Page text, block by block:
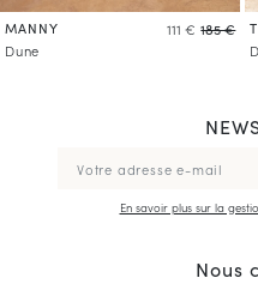
MANNY 111 € 185 €
Dune
En savoir plus sur la
Nous